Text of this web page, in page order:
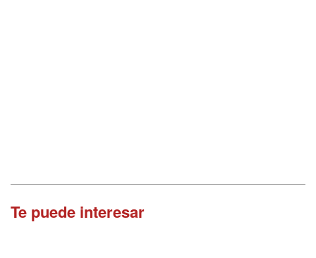
Te puede interesar